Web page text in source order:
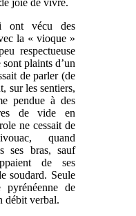
ont vécu des
la « vioque »
respectueuse
plaints d’un
de parler (de
sur les sentiers,
pendue à des
de vide en
ne cessait de
quand
ses bras, sauf
de ses
soudard. Seule
pyrénéenne de
débit verbal.